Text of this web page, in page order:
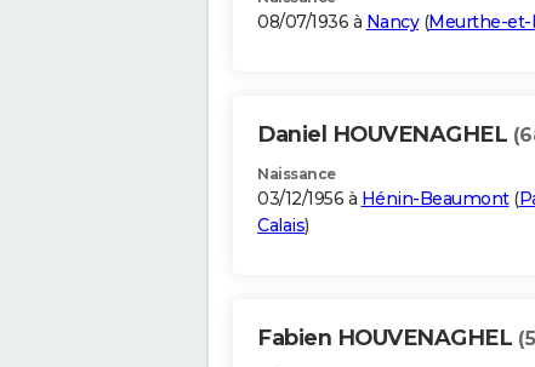
08/07/1936 à Nancy(Meurthe-et-
Daniel HOUVENAGHEL
Naissance
03/12/1956 à Hénin-Beaumont(
Calais)
Fabien HOUVENAGHEL